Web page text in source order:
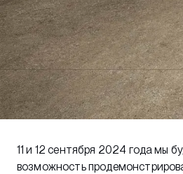
11 и 12 сентября 2024 года мы
возможность